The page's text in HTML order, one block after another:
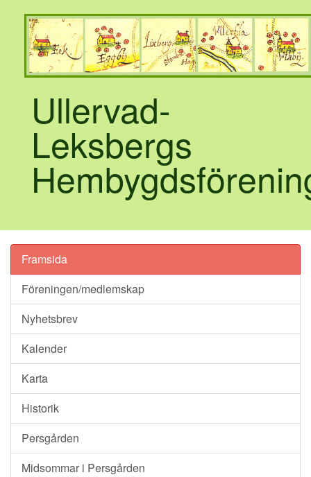
Ullervad-
Leksbergs
Framsida
Föreningen/medlemskap
Nyhetsbrev
Kalender
Karta
Historik
Persgården
Midsommar i Persgården